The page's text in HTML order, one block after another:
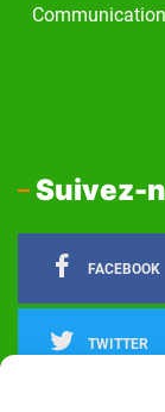
Suivez-
FACEBOOK
TWITTER